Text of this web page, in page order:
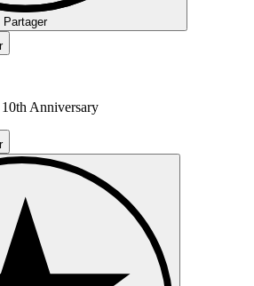
Partager
Anniversary